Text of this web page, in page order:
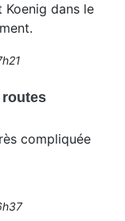
Koenig dans le
compliquée